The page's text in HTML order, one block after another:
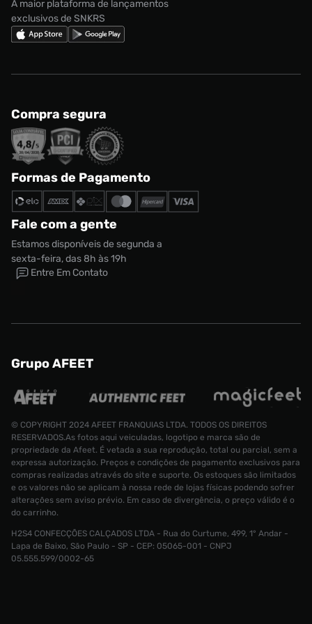
Camisa
A maior plataforma de lançamentos
exclusivos de SNKRS
Compra segura
Formas de Pagamento
Fale com a gente
Estamos disponíveis de segunda a
sexta-feira, das 8h às 19h
Entre Em Contato
Grupo AFEET
© COPYRIGHT 2024 AFEET FRANQUIAS LTDA. TODOS OS DIREITOS
RESERVADOS.As fotos aqui veiculadas, logotipo e marca são de
propriedade da Afeet. É vetada a sua reprodução, total ou parcial, sem a
expressa autorização. Preços e condições de pagamento exclusivos para
compras realizadas através do site e suporte. Os estoques são limitados
e os valores não se aplicam à nossa rede de lojas físicas podendo sofrer
alterações sem aviso prévio. Em caso de divergência, o preço válido é o
do carrinho.
H2S4 CONFECÇÕES CALÇADOS LTDA - Rua do Curtume, 499, 1° Andar -
Lapa de Baixo, São Paulo - SP - CEP: 05065-001 - CNPJ
05.555.599/0002-65